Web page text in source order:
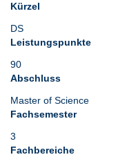
Kürzel
DS
Leistungspunkte
90
Abschluss
Master of Science
Fachsemester
3
Fachbereiche